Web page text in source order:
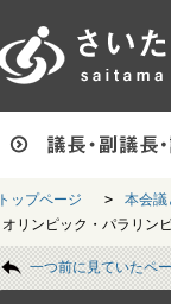
トップページ > 本会議
オリンピック・パラリン
一つ前に見ていたペ